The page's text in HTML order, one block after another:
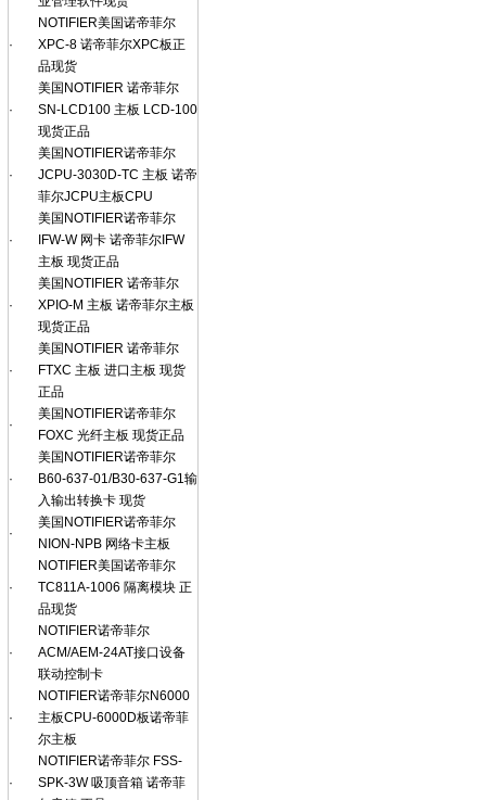
·
NOTIFIER美国诺帝菲尔
XPC-8 诺帝菲尔XPC板正
品现货
·
美国NOTIFIER 诺帝菲尔
SN-LCD100 主板 LCD-100
现货正品
·
美国NOTIFIER诺帝菲尔
JCPU-3030D-TC 主板 诺帝
菲尔JCPU主板CPU
·
美国NOTIFIER诺帝菲尔
IFW-W 网卡 诺帝菲尔IFW
主板 现货正品
·
美国NOTIFIER 诺帝菲尔
XPIO-M 主板 诺帝菲尔主板
现货正品
·
美国NOTIFIER 诺帝菲尔
FTXC 主板 进口主板 现货
正品
·
美国NOTIFIER诺帝菲尔
FOXC 光纤主板 现货正品
·
美国NOTIFIER诺帝菲尔
B60-637-01/B30-637-G1输
入输出转换卡 现货
·
美国NOTIFIER诺帝菲尔
NION-NPB 网络卡主板
·
NOTIFIER美国诺帝菲尔
TC811A-1006 隔离模块 正
品现货
·
NOTIFIER诺帝菲尔
ACM/AEM-24AT接口设备
联动控制卡
·
NOTIFIER诺帝菲尔N6000
主板CPU-6000D板诺帝菲
尔主板
·
NOTIFIER诺帝菲尔 FSS-
SPK-3W 吸顶音箱 诺帝菲